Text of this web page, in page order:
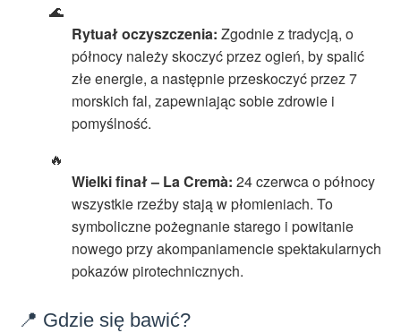
🌊
Rytuał oczyszczenia: Zgodnie z tradycją, o
północy należy skoczyć przez ogień, by spalić
złe energie, a następnie przeskoczyć przez 7
morskich fal, zapewniając sobie zdrowie i
pomyślność.
🔥
Wielki finał – La Cremà: 24 czerwca o północy
wszystkie rzeźby stają w płomieniach. To
symboliczne pożegnanie starego i powitanie
nowego przy akompaniamencie spektakularnych
pokazów pirotechnicznych.
📍 Gdzie się bawić?